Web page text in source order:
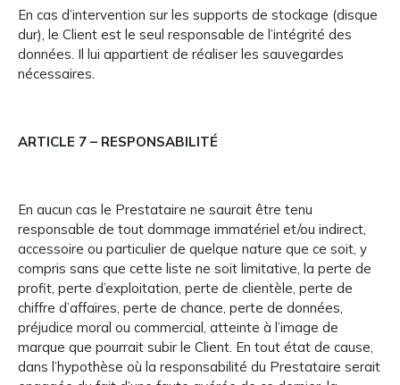
En cas d’intervention sur les supports de stockage (disque
dur), le Client est le seul responsable de l’intégrité des
données. Il lui appartient de réaliser les sauvegardes
nécessaires.
ARTICLE 7 – RESPONSABILITÉ
En aucun cas le Prestataire ne saurait être tenu
responsable de tout dommage immatériel et/ou indirect,
accessoire ou particulier de quelque nature que ce soit, y
compris sans que cette liste ne soit limitative, la perte de
profit, perte d’exploitation, perte de clientèle, perte de
chiffre d’affaires, perte de chance, perte de données,
préjudice moral ou commercial, atteinte à l’image de
marque que pourrait subir le Client. En tout état de cause,
dans l’hypothèse où la responsabilité du Prestataire serait